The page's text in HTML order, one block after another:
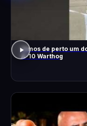
Vimos de perto um
A-10 Warthog